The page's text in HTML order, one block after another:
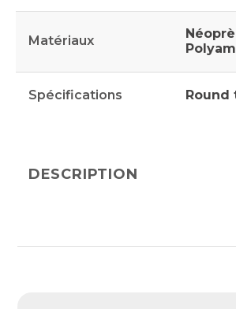
Matériaux
Spécifications Round
DESCRIPTION